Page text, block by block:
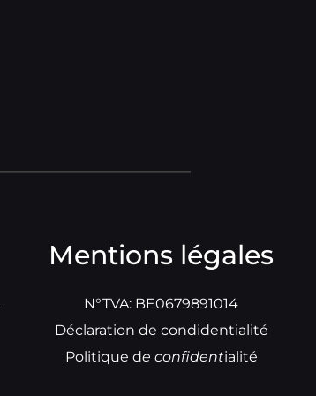
Mentions légales
N°TVA: BE0679891014
Déclaration de condidentialité
Politique de confidentialité